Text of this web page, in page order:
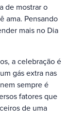
de mostrar o
ama. Pensando
mais no Dia
a celebração é
gás extra nas
sempre é
fatores que
de uma